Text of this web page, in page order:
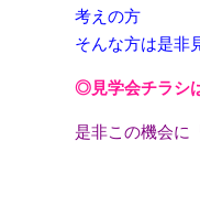
考えの方
そんな方は是非
◎見学会チラシ
是非この機会に